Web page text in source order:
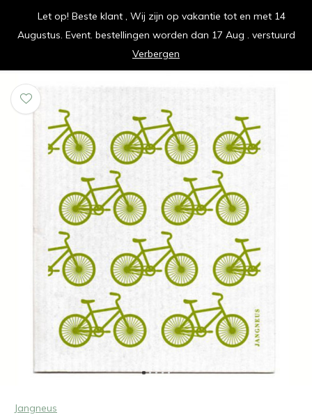
vrolijk je keuken op
Jangneus
Let op! Beste klant , Wij zijn op vakantie tot en met 14
Augustus. Event. bestellingen worden dan 17 Aug . verstuurd
Verbergen